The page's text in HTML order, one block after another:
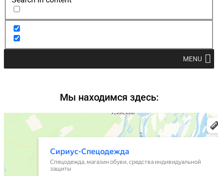
MENU
Мы находимся здесь: